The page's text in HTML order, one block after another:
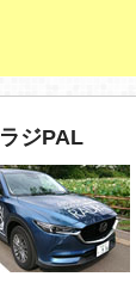
ラジPAL